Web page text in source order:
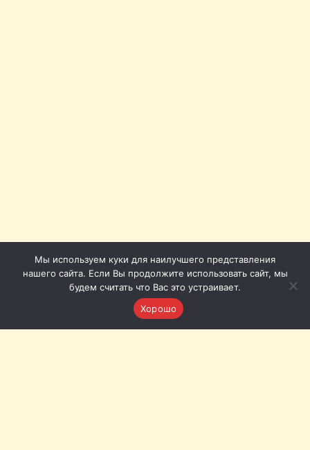
Мы используем куки для наилучшего представления
нашего сайта. Если Вы продолжите использовать сайт, мы
будем считать что Вас это устраивает.
Хорошо